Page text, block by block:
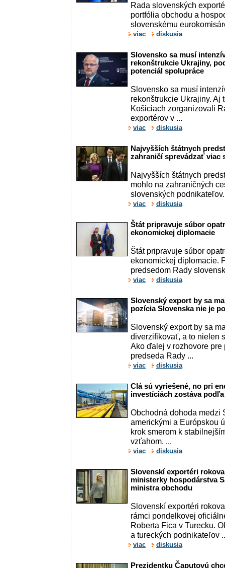
Rada slovenských
portfólia obchodu a
slovenskému
viac diskusia
Slovensko sa musí
rekonštrukcie Ukrajiny,
potenciál spolupráce
Slovensko sa musí
rekonštrukcie Ukrajiny. Aj
Košiciach zorganizovali
exportérov v ...
viac diskusia
Najvyšších štátnych
zahraničí sprevádzať viac
Najvyšších štátnych
mohlo na zahraničných
slovenských
viac diskusia
Štát pripravuje súbor
ekonomickej diplomacie
Štát pripravuje súbor
ekonomickej diplomacie.
predsedom Rady
viac diskusia
Slovenský export by sa
pozícia Slovenska nie je
Slovenský export by sa
diverzifikovať, a to nielen
Ako ďalej v rozhovore pre
predseda Rady ...
viac diskusia
Clá sú vyriešené, no pri
investíciách zostáva
Obchodná dohoda medzi
americkými a Európskou
krok smerom k
vzťahom. ...
viac diskusia
Slovenskí exportéri
ministerky hospodárstva
ministra obchodu
Slovenskí exportéri
rámci pondelkovej
Roberta Fica v Turecku.
a tureckých podnikateľov
viac diskusia
Prezidentku Čaputovú